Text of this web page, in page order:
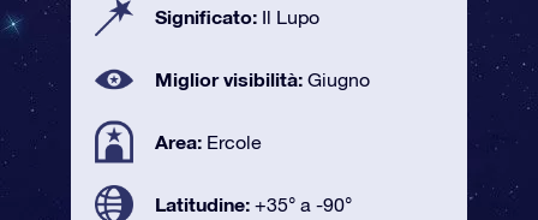
Significato: Il Lupo
Miglior visibilità: Giugno
Area: Ercole
Latitudine: +35° a -90°